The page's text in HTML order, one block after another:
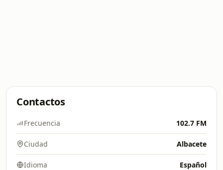
Contactos
Frecuencia 102.7 FM
Ciudad Albacete
Idioma Español